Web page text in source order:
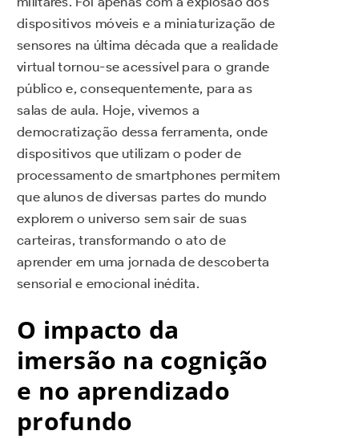
dispositivos móveis e a miniaturização de
sensores na última década que a realidade
virtual tornou-se acessível para o grande
público e, consequentemente, para as
salas de aula. Hoje, vivemos a
democratização dessa ferramenta, onde
dispositivos que utilizam o poder de
processamento de smartphones permitem
que alunos de diversas partes do mundo
explorem o universo sem sair de suas
carteiras, transformando o ato de
aprender em uma jornada de descoberta
sensorial e emocional inédita.
O impacto da
imersão na cognição
e no aprendizado
profundo